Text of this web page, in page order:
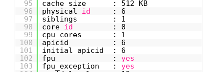
95
cache size : 512 KB
96
physical id
: 6
97
siblings : 1
98
core id
: 0
99
cpu cores : 1
100
apicid : 6
101
initial apicid : 6
102
fpu : yes
103
fpu_exception : yes